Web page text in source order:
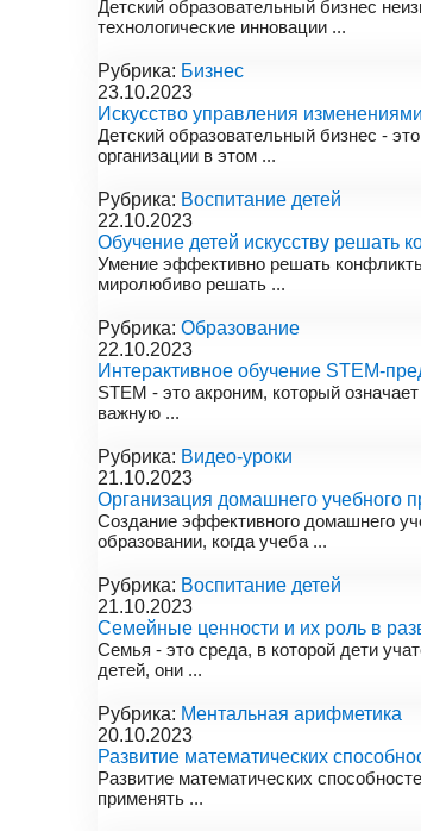
Детский образовательный бизнес
технологические инновации ...
Рубрика: Бизнес
23.10.2023
Искусство управления
Детский образовательный бизнес -
организации в этом ...
Рубрика: Воспитание детей
22.10.2023
Обучение детей искусству решать
Умение эффективно решать
миролюбиво решать ...
Рубрика: Образование
22.10.2023
Интерактивное обучение STEM-
STEM - это акроним, который
важную ...
Рубрика: Видео-уроки
21.10.2023
Организация домашнего учебного
Создание эффективного домашнего
образовании, когда учеба ...
Рубрика: Воспитание детей
21.10.2023
Семейные ценности и их роль в
Семья - это среда, в которой дети
детей, они ...
Рубрика: Ментальная арифметика
20.10.2023
Развитие математических
Развитие математических
применять ...